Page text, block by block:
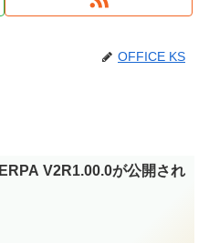
OFFICE KS
V2R1.00.0が公開され